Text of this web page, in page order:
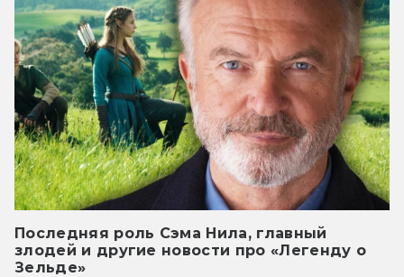
Последняя роль Сэма Нила, главный
злодей и другие новости про «Легенду о
Зельде»